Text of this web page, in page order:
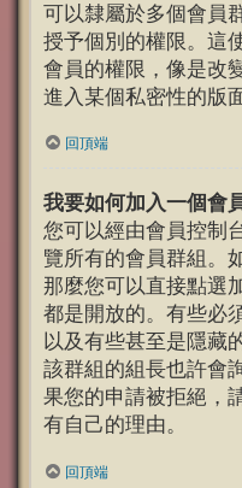
可以隸屬於多個會員
授予個別的權限。這
會員的權限，像是改
進入某個私密性的版面
回頂端
我要如何加入一個會
您可以經由會員控制
覽所有的會員群組。
那麼您可以直接點選
都是開放的。有些必
以及有些甚至是隱藏
該群組的組長也許會
果您的申請被拒絕，
有自己的理由。
回頂端